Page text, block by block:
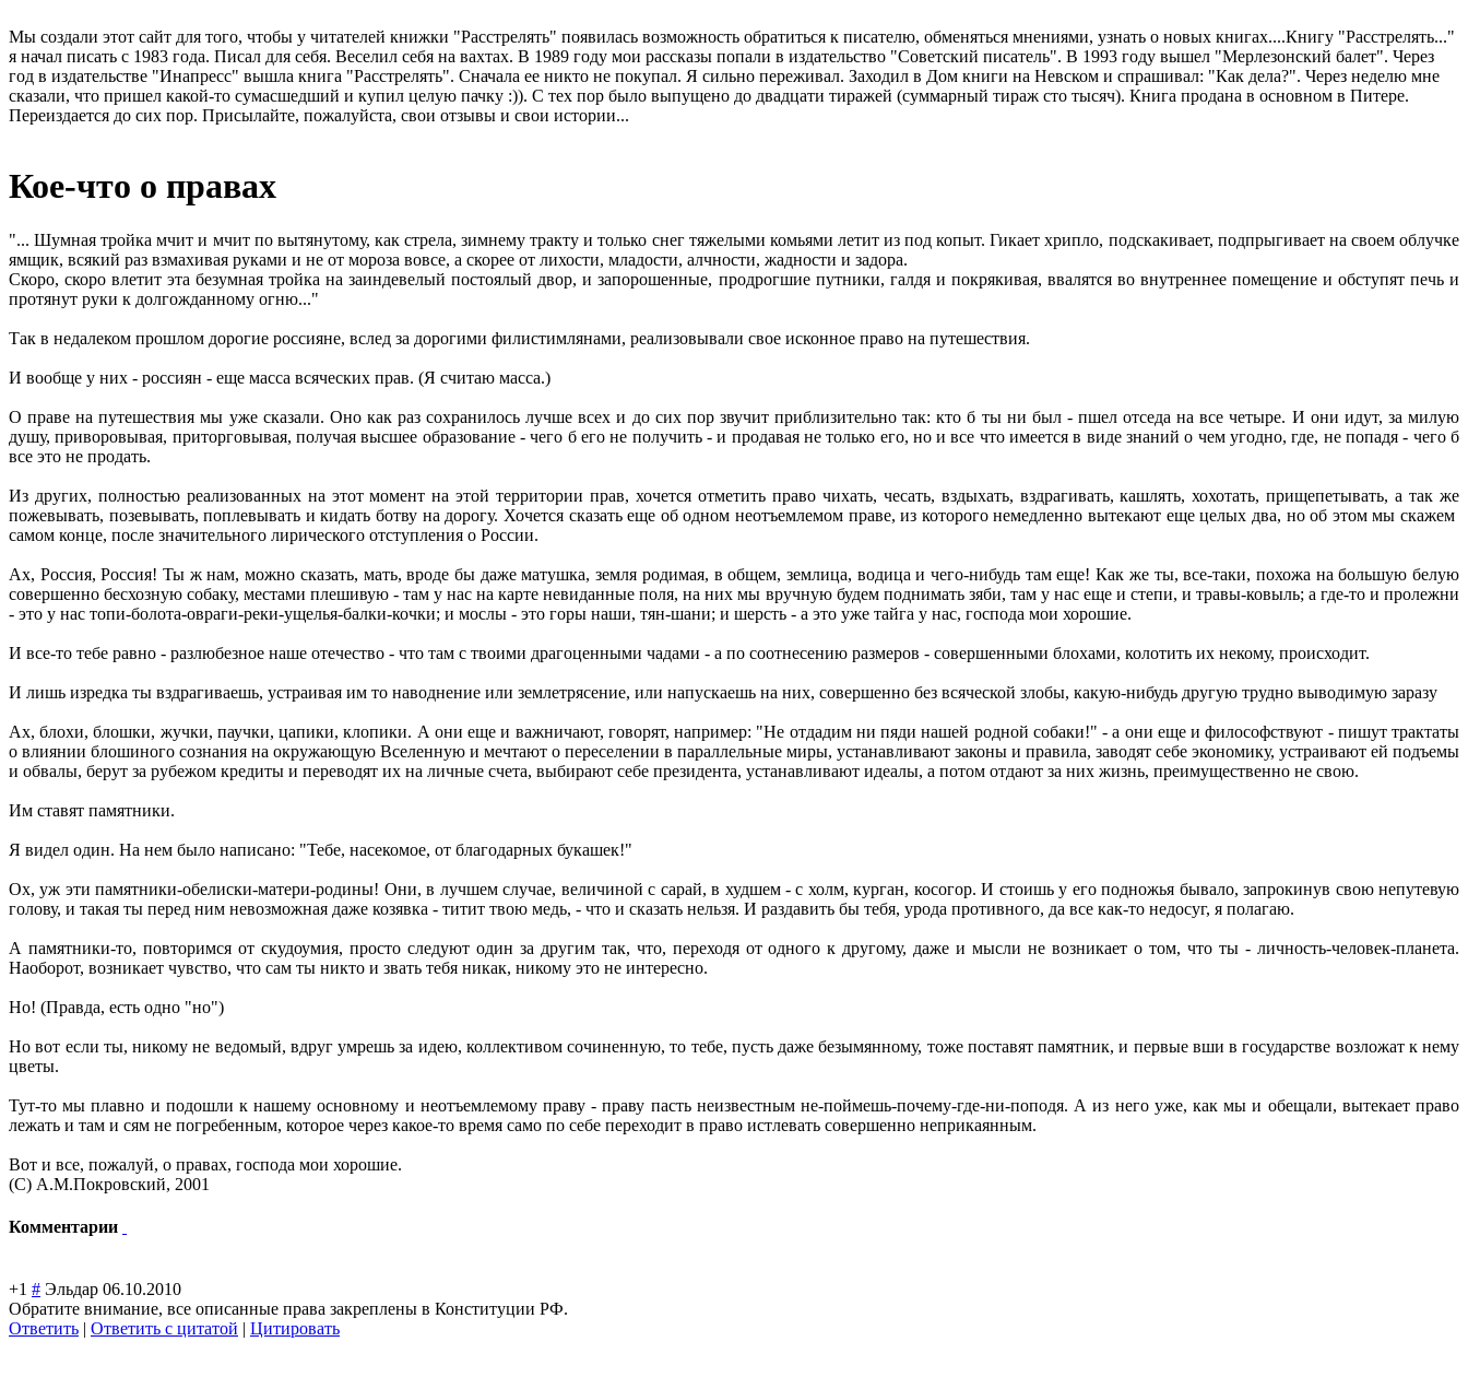
Мы создали этот сайт для того, чтобы у читателей книжки "Расстрелять" появилась возможность обратиться к писателю, обменяться мнениями, узнать о новых книгах....Книгу "Расстрелять..."
я начал писать с 1983 года. Писал для себя. Веселил себя на вахтах. В 1989 году мои рассказы попали в издательство "Советский писатель". В 1993 году вышел "Мерлезонский балет". Через
год в издательстве "Инапресс" вышла книга "Расстрелять". Сначала ее никто не покупал. Я сильно переживал. Заходил в Дом книги на Невском и спрашивал: "Как дела?". Через неделю мне
сказали, что пришел какой-то сумасшедший и купил целую пачку :)). С тех пор было выпущено до двадцати тиражей (суммарный тираж сто тысяч). Книга продана в основном в Питере.
Переиздается до сих пор. Присылайте, пожалуйста, свои отзывы и свои истории...
Кое-что о правах
"... Шумная тройка мчит и мчит по вытянутому, как стрела, зимнему тракту и только снег тяжелыми комьями летит из под копыт. Гикает хрипло, подскакивает, подпрыгивает на своем облучке
ямщик, всякий раз взмахивая руками и не от мороза вовсе, а скорее от лихости, младости, алчности, жадности и задора.
Скоро, скоро влетит эта безумная тройка на заиндевелый постоялый двор, и запорошенные, продрогшие путники, галдя и покрякивая, ввалятся во внутреннее помещение и обступят печь и
протянут руки к долгожданному огню..."
Так в недалеком прошлом дорогие россияне, вслед за дорогими филистимлянами, реализовывали свое исконное право на путешествия.
И вообще у них - россиян - еще масса всяческих прав. (Я считаю масса.)
О праве на путешествия мы уже сказали. Оно как раз сохранилось лучше всех и до сих пор звучит приблизительно так: кто б ты ни был - пшел отседа на все четыре. И они идут, за милую
душу, приворовывая, приторговывая, получая высшее образование - чего б его не получить - и продавая не только его, но и все что имеется в виде знаний о чем угодно, где, не попадя - чего б
все это не продать.
Из других, полностью реализованных на этот момент на этой территории прав, хочется отметить право чихать, чесать, вздыхать, вздрагивать, кашлять, хохотать, прищепетывать, а так же
пожевывать, позевывать, поплевывать и кидать ботву на дорогу. Хочется сказать еще об одном неотъемлемом праве, из которого немедленно вытекают еще целых два, но об этом мы скажем
самом конце, после значительного лирического отступления о России.
Ах, Россия, Россия! Ты ж нам, можно сказать, мать, вроде бы даже матушка, земля родимая, в общем, землица, водица и чего-нибудь там еще! Как же ты, все-таки, похожа на большую белую
совершенно бесхозную собаку, местами плешивую - там у нас на карте невиданные поля, на них мы вручную будем поднимать зяби, там у нас еще и степи, и травы-ковыль; а где-то и пролежни
- это у нас топи-болота-овраги-реки-ущелья-балки-кочки; и мослы - это горы наши, тян-шани; и шерсть - а это уже тайга у нас, господа мои хорошие.
И все-то тебе равно - разлюбезное наше отечество - что там с твоими драгоценными чадами - а по соотнесению размеров - совершенными блохами, колотить их некому, происходит.
И лишь изредка ты вздрагиваешь, устраивая им то наводнение или землетрясение, или напускаешь на них, совершенно без всяческой злобы, какую-нибудь другую трудно выводимую заразу
Ах, блохи, блошки, жучки, паучки, цапики, клопики. А они еще и важничают, говорят, например: "Не отдадим ни пяди нашей родной собаки!" - а они еще и философствуют - пишут трактаты
о влиянии блошиного сознания на окружающую Вселенную и мечтают о переселении в параллельные миры, устанавливают законы и правила, заводят себе экономику, устраивают ей подъемы
и обвалы, берут за рубежом кредиты и переводят их на личные счета, выбирают себе президента, устанавливают идеалы, а потом отдают за них жизнь, преимущественно не свою.
Им ставят памятники.
Я видел один. На нем было написано: "Тебе, насекомое, от благодарных букашек!"
Ох, уж эти памятники-обелиски-матери-родины! Они, в лучшем случае, величиной с сарай, в худшем - с холм, курган, косогор. И стоишь у его подножья бывало, запрокинув свою непутевую
голову, и такая ты перед ним невозможная даже козявка - титит твою медь, - что и сказать нельзя. И раздавить бы тебя, урода противного, да все как-то недосуг, я полагаю.
А памятники-то, повторимся от скудоумия, просто следуют один за другим так, что, переходя от одного к другому, даже и мысли не возникает о том, что ты - личность-человек-планета.
Наоборот, возникает чувство, что сам ты никто и звать тебя никак, никому это не интересно.
Но! (Правда, есть одно "но")
Но вот если ты, никому не ведомый, вдруг умрешь за идею, коллективом сочиненную, то тебе, пусть даже безымянному, тоже поставят памятник, и первые вши в государстве возложат к нему
цветы.
Тут-то мы плавно и подошли к нашему основному и неотъемлемому праву - праву пасть неизвестным не-поймешь-почему-где-ни-поподя. А из него уже, как мы и обещали, вытекает право
лежать и там и сям не погребенным, которое через какое-то время само по себе переходит в право истлевать совершенно неприкаянным.
Вот и все, пожалуй, о правах, господа мои хорошие.
(С) А.М.Покровский, 2001
Комментарии
+1 # Эльдар 06.10.2010
Обратите внимание, все описанные права закреплены в Конституции РФ.
Ответить | Ответить с цитатой | Цитировать